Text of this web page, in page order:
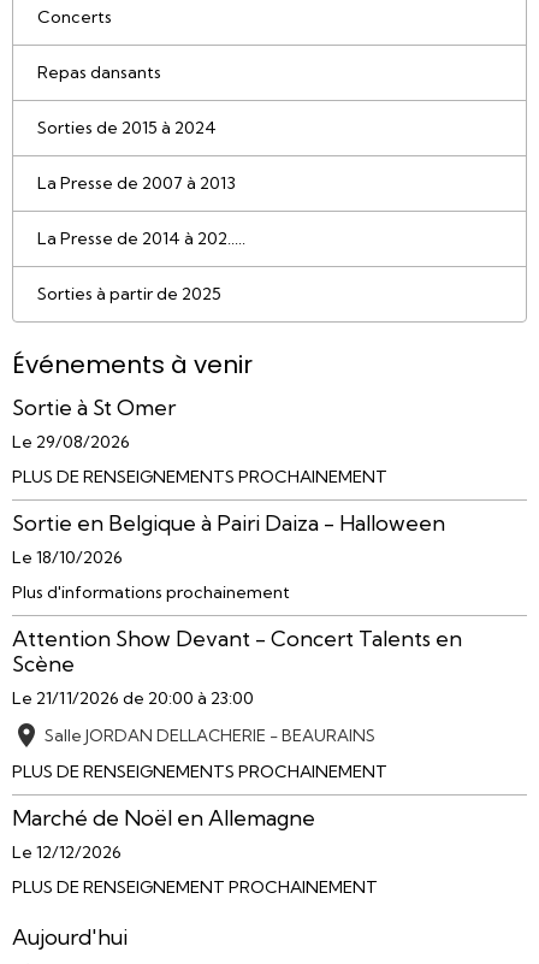
Concerts
Repas dansants
Sorties de 2015 à 2024
La Presse de 2007 à 2013
La Presse de 2014 à 202.....
Sorties à partir de 2025
Événements à venir
Sortie à St Omer
Le 29/08/2026
PLUS DE RENSEIGNEMENTS PROCHAINEMENT
Sortie en Belgique à Pairi Daiza - Halloween
Le 18/10/2026
Plus d'informations prochainement
Attention Show Devant - Concert Talents en
Scène
Le 21/11/2026 de 20:00 à 23:00
Salle JORDAN DELLACHERIE - BEAURAINS
PLUS DE RENSEIGNEMENTS PROCHAINEMENT
Marché de Noël en Allemagne
Le 12/12/2026
PLUS DE RENSEIGNEMENT PROCHAINEMENT
Aujourd'hui